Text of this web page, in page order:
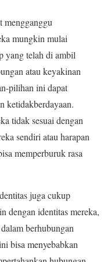
mengganggu
mungkin mulai
yang telah di ambil
atau keyakinan
pilihan ini dapat
ketidakberdayaan.
tidak sesuai dengan
sendiri atau harapan
memperburuk rasa
juga cukup
dengan identitas mereka,
berhubungan
bisa menyebabkan